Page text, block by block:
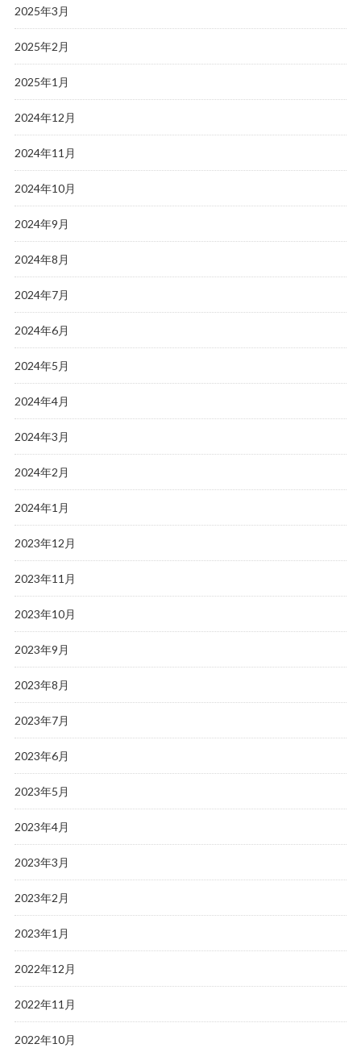
2025年3月
2025年2月
2025年1月
2024年12月
2024年11月
2024年10月
2024年9月
2024年8月
2024年7月
2024年6月
2024年5月
2024年4月
2024年3月
2024年2月
2024年1月
2023年12月
2023年11月
2023年10月
2023年9月
2023年8月
2023年7月
2023年6月
2023年5月
2023年4月
2023年3月
2023年2月
2023年1月
2022年12月
2022年11月
2022年10月